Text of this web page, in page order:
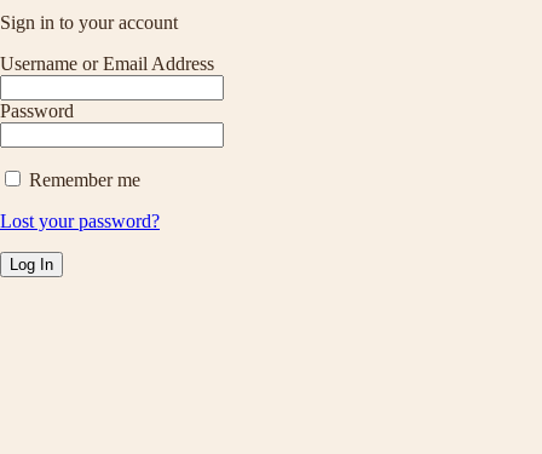
Sign in to your account
Username or Email Address
Password
Remember me
Lost your password?